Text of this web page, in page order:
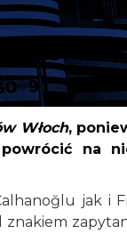
Włoch,
na
jak i